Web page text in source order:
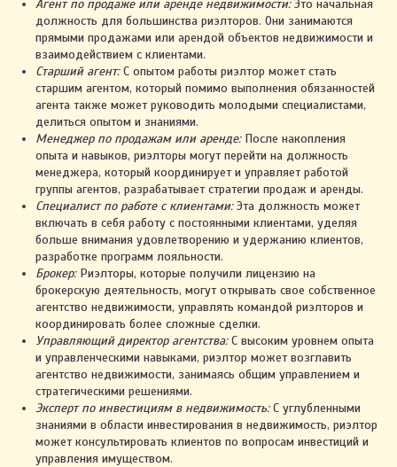
Агент по продаже или аренде недвижимости:Это начальная
должность для большинства риэлторов. Они занимаются
прямыми продажами или арендой объектов недвижимости и
взаимодействием с клиентами.
Старший агент:С опытом работы риэлтор может стать
старшим агентом, который помимо выполнения обязанностей
агента также может руководить молодыми специалистами,
делиться опытом и знаниями.
Менеджер по продажам или аренде:После накопления
опыта и навыков, риэлторы могут перейти на должность
менеджера, который координирует и управляет работой
группы агентов, разрабатывает стратегии продаж и аренды.
Специалист по работе с клиентами:Эта должность может
включать в себя работу с постоянными клиентами, уделяя
больше внимания удовлетворению и удержанию клиентов,
разработке программ лояльности.
Брокер: Риэлторы, которые получили лицензию на
брокерскую деятельность, могут открывать свое собственное
агентство недвижимости, управлять командой риэлторов и
координировать более сложные сделки.
Управляющий директор агентства:С высоким уровнем опыта
и управленческими навыками, риэлтор может возглавить
агентство недвижимости, занимаясь общим управлением и
стратегическими решениями.
Эксперт по инвестициям в недвижимость:С углубленными
знаниями в области инвестирования в недвижимость, риэлтор
может консультировать клиентов по вопросам инвестиций и
управления имуществом.